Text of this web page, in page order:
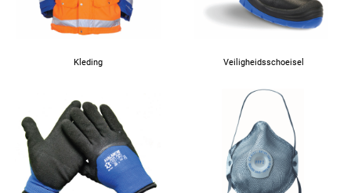
Kleding Veiligheidsschoeisel